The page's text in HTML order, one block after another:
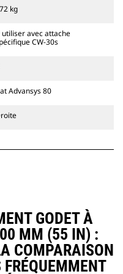
vision du conducteur.
à accouplement par
compatibles avec les
les pelles sur pneus.
également
compatibles avec
Les attaches spéciales
spéciales CW sont
pour toutes les pelles
à chaines et sur
kg
utiliser avec attache
CW-30s
Advansys 80
GODET À
MM (55 IN) :
COMPARAISON